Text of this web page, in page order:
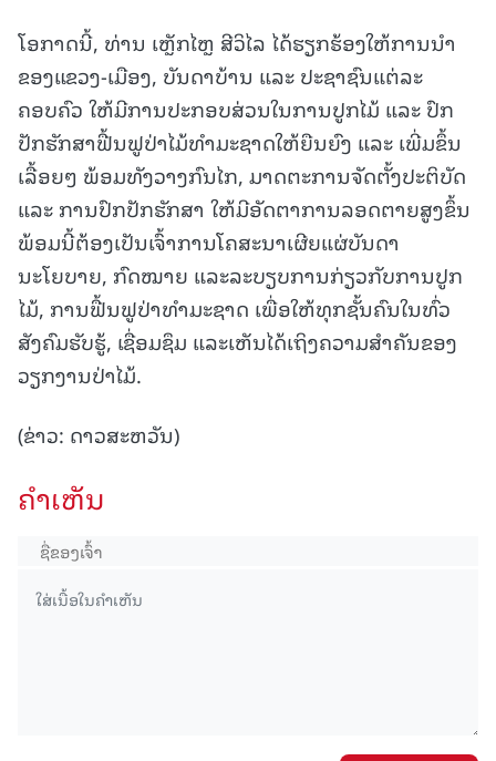
ໂອກາດນີ້, ທ່ານ ເຫຼັກໄຫຼ ສີວິໄລ ໄດ້ຮຽກຮ້ອງໃຫ້ການນໍາ
ຂອງແຂວງ-ເມືອງ, ບັນດາບ້ານ ແລະ ປະຊາຊົນແຕ່ລະ
ຄອບຄົວ ໃຫ້ມີການປະກອບສ່ວນໃນການປູກໄມ້ ແລະ ປົກ
ປັກຮັກສາຟື້ນຟູປ່າໄມ້ທໍາມະຊາດໃຫ້ຍືນຍົງ ແລະ ເພີ່ມຂຶ້ນ
ເລື້ອຍໆ ພ້ອມທັງວາງກົນໄກ, ມາດຕະການຈັດຕັ້ງປະຕິບັດ
ແລະ ການປົກປັກຮັກສາ ໃຫ້ມີອັດຕາການລອດຕາຍສູງຂຶ້ນ
ພ້ອມນີ້ຕ້ອງເປັນເຈົ້າການໂຄສະນາເຜີຍແຜ່ບັນດາ
ນະໂຍບາຍ, ກົດໝາຍ ແລະລະບຽບການກ່ຽວກັບການປູກ
ໄມ້, ການຟື້ນຟູປ່າທໍາມະຊາດ ເພື່ອໃຫ້ທຸກຊັ້ນຄົນໃນທົ່ວ
ສັງຄົມຮັບຮູ້, ເຊື່ອມຊຶມ ແລະເຫັນໄດ້ເຖິງຄວາມສໍາຄັນຂອງ
ວຽກງານປ່າໄມ້.
(ຂ່າວ: ດາວສະຫວັນ)
ຄໍາເຫັນ